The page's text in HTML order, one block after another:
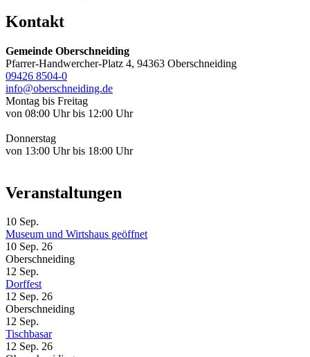
Kontakt
Gemeinde Oberschneiding
Pfarrer-Handwercher-Platz 4, 94363 Oberschneiding
09426 8504-0
info@oberschneiding.de
Montag bis Freitag
von 08:00 Uhr bis 12:00 Uhr
Donnerstag
von 13:00 Uhr bis 18:00 Uhr
Veranstaltungen
10 Sep.
Museum und Wirtshaus geöffnet
10 Sep. 26
Oberschneiding
12 Sep.
Dorffest
12 Sep. 26
Oberschneiding
12 Sep.
Tischbasar
12 Sep. 26